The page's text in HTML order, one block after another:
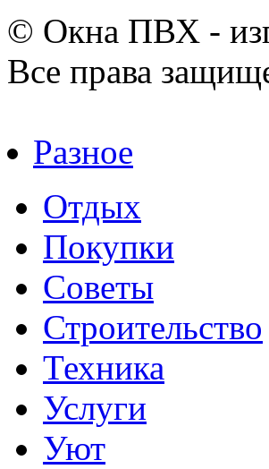
© Окна ПВХ -
Все права
Разное
Отдых
Покупки
Советы
Строительство
Техника
Услуги
Уют